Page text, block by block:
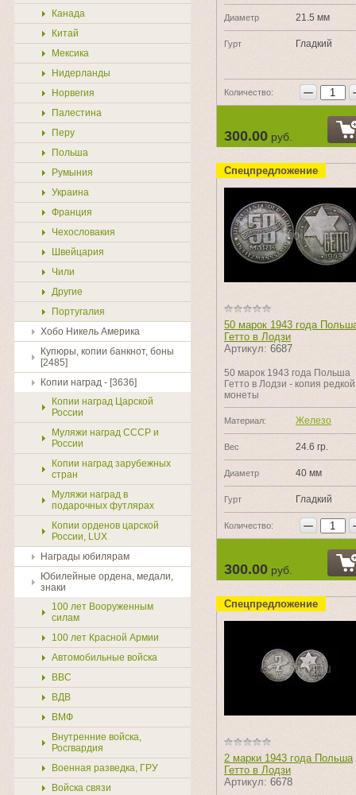
Канада
Китай
Мексика
Нидерланды
Норвегия
Палестина
Перу
Польша
Румыния
Украина
Франция
Чехословакия
Швейцария
Чили
Другие
Португалия
Хобо Никель Америка
Купюры, копии банкнот, боны
[2485]
Копии наград - [3636]
Копии наград Царской
России
Муляжи наград СССР и
России
Копии наград зарубежных
стран
Муляжи наград в
подарочных футлярах
Копии орденов царской
России, LUX
Награды юбилярам
Юбилейные ордена, медали,
знаки
100 лет Вооруженным
силам
100 лет Красной Армии
Автомобильные войска
ВВС
ВДВ
ВМФ
Внутренние войска,
Росгвардия
Военная разведка, ГРУ
Войска связи
Диаметр 21.5 мм
Гурт Гладкий
Количество: −
300.00 руб.
Спецпредложение
50 марок 1943 года
Гетто в Лодзи
Артикул: 6687
50 марок 1943 года Польша
Гетто в Лодзи - копия редкой
монеты
Материал: Железо
Вес 24.6 гр.
Диаметр 40 мм
Гурт Гладкий
Количество: −
300.00 руб.
Спецпредложение
2 марки 1943 года Польша
Гетто в Лодзи
Артикул: 6678